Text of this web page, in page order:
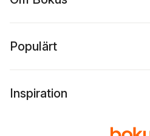
Populärt
Inspiration